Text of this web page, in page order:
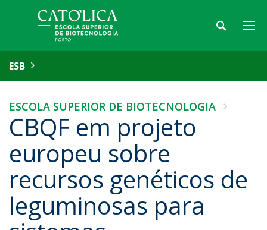
ESB
ESCOLA SUPERIOR DE BIOTECNOLOGIA
CBQF em projeto
europeu sobre
recursos genéticos de
leguminosas para